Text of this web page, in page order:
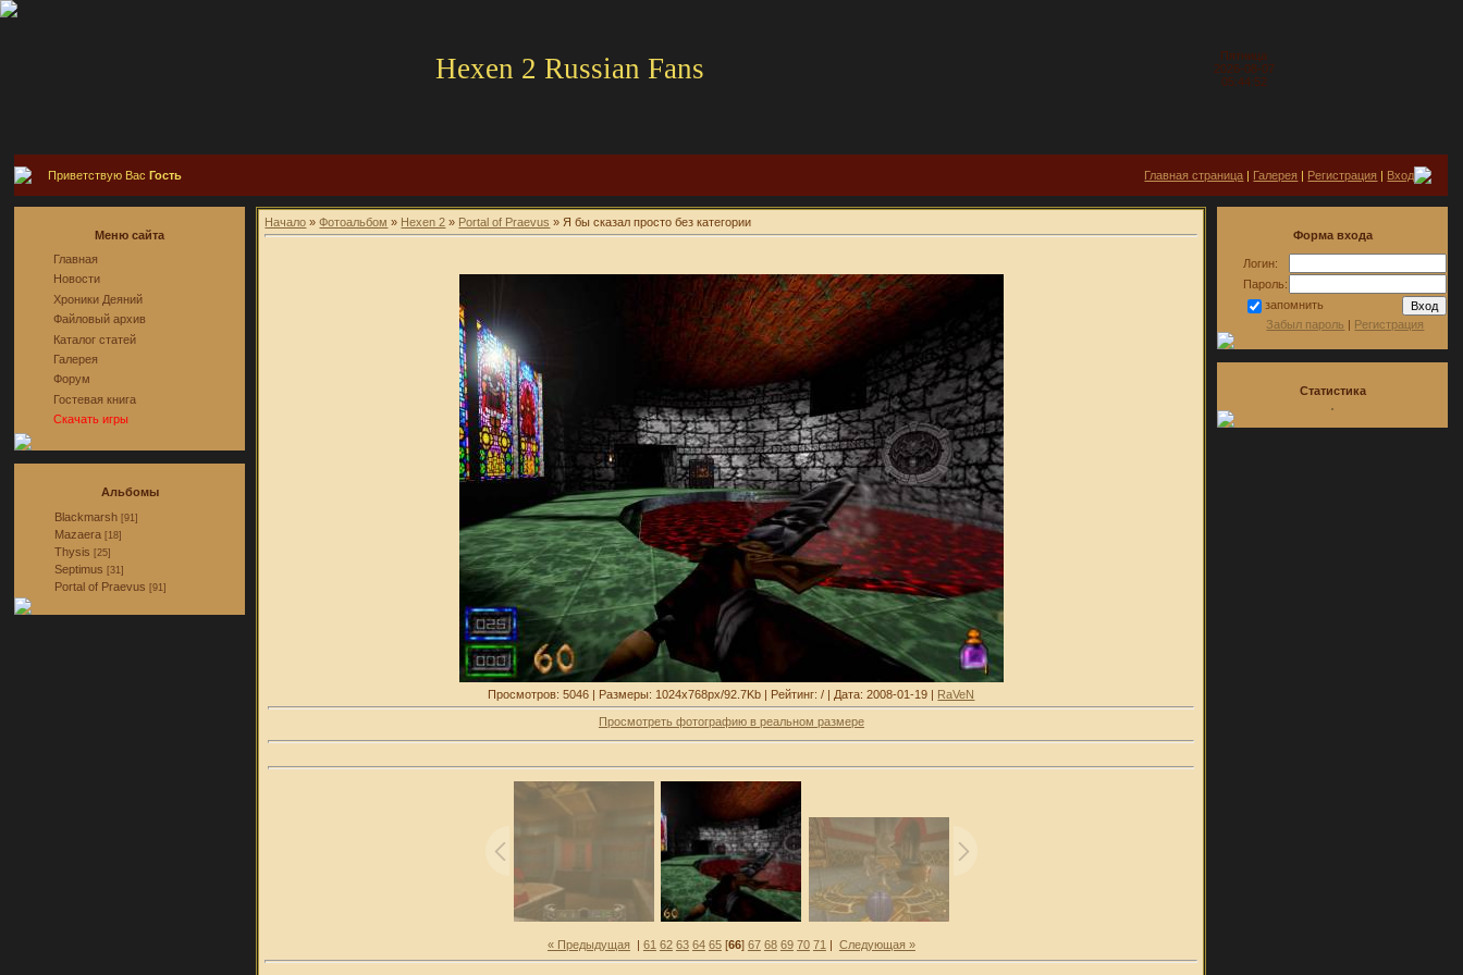
Hexen 2 Russian Fans
Пятница
2026-08-07
05:44:52
Приветствую ВасГость Главная страница | Галерея | Регистрация | Вход
Меню сайта
Главная
Новости
Хроники Деяний
Файловый архив
Каталог статей
Галерея
Форум
Гостевая книга
Скачать игры
Альбомы
Blackmarsh [91]
Mazaera [18]
Thysis [25]
Septimus [31]
Portal of Praevus [91]
Начало »Фотоальбом » Hexen 2 » Portal of Praevus » Я бы сказал просто без категории
Просмотров: 5046 | Размеры: 1024x768px/92.7Kb | Рейтинг: / | Дата: 2008-01-19 | RaVeN
Просмотреть фотографию в реальном размере
« Предыдущая | 61 62 63 64 65[66] 67 68 69 70 71 | Следующая »
Форма входа
Логин:
Пароль:
запомнить
Забыл пароль | Регистрация
Статистика